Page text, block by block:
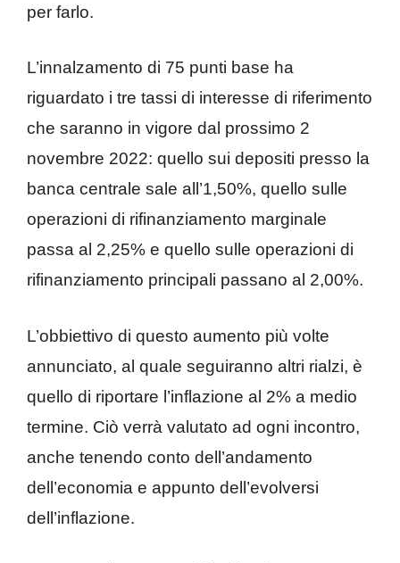
per farlo.
L’innalzamento di 75 punti base ha
riguardato i tre tassi di interesse di riferimento
che saranno in vigore dal prossimo 2
novembre 2022: quello sui depositi presso la
banca centrale sale all’1,50%, quello sulle
operazioni di rifinanziamento marginale
passa al 2,25% e quello sulle operazioni di
rifinanziamento principali passano al 2,00%.
L’obbiettivo di questo aumento più volte
annunciato, al quale seguiranno altri rialzi, è
quello di riportare l’inflazione al 2% a medio
termine. Ciò verrà valutato ad ogni incontro,
anche tenendo conto dell’andamento
dell’economia e appunto dell’evolversi
dell’inflazione.